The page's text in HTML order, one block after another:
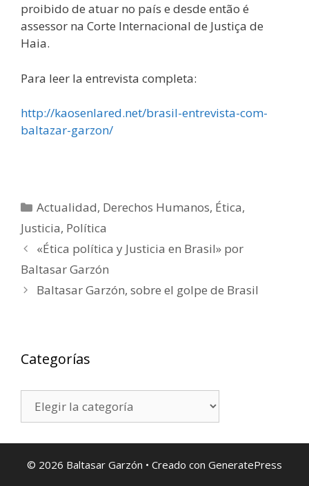
proibido de atuar no país e desde então é
assessor na Corte Internacional de Justiça de
Haia.
Para leer la entrevista completa:
http://kaosenlared.net/brasil-entrevista-com-
baltazar-garzon/
Categorías
Actualidad, Derechos Humanos, Ética,
Justicia, Política
«Ética política y Justicia en Brasil» por
Baltasar Garzón
Baltasar Garzón, sobre el golpe de Brasil
Categorías
© 2026 Baltasar Garzón • Creado con GeneratePress